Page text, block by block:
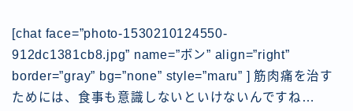
[chat face=”photo-1530210124550-
912dc1381cb8.jpg” name=”ボン” align=”right”
border=”gray” bg=”none” style=”maru” ] 筋肉痛を治す
ためには、食事も意識しないといけないんですね…